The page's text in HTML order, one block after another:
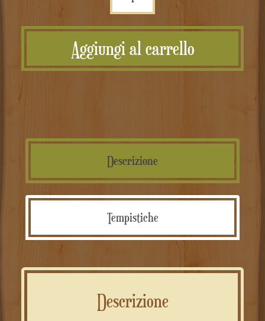
in
Ferro
Personalizzate
quantità
Aggiungi al carrello
Descrizione
Tempistiche
Descrizione